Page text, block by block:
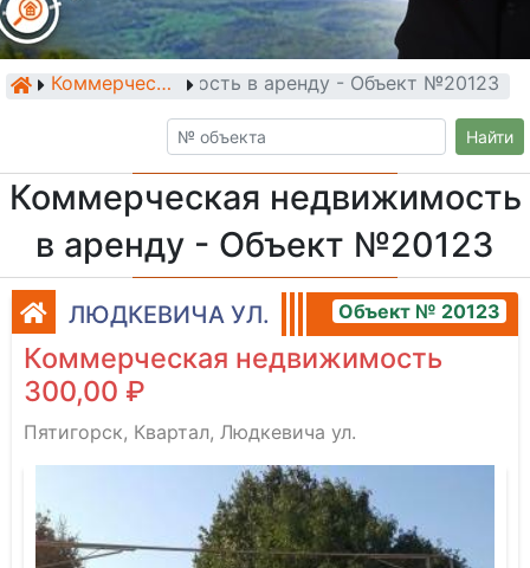
Коммерческая недвижимость
недвижимость в аренду - Объект №20123
Найти
Коммерческая недвижимость
в аренду - Объект №20123
ЛЮДКЕВИЧА УЛ. Объект № 20123
Коммерческая недвижимость
300,00 ₽
Пятигорск, Квартал, Людкевича ул.